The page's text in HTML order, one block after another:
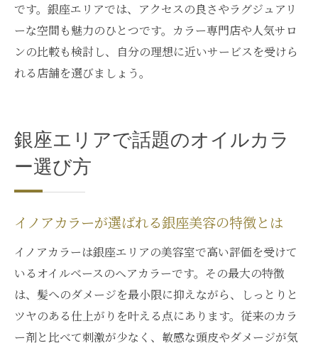
です。銀座エリアでは、アクセスの良さやラグジュアリ
ーな空間も魅力のひとつです。カラー専門店や人気サロ
ンの比較も検討し、自分の理想に近いサービスを受けら
れる店舗を選びましょう。
銀座エリアで話題のオイルカラ
ー選び方
イノアカラーが選ばれる銀座美容の特徴とは
イノアカラーは銀座エリアの美容室で高い評価を受けて
いるオイルベースのヘアカラーです。その最大の特徴
は、髪へのダメージを最小限に抑えながら、しっとりと
ツヤのある仕上がりを叶える点にあります。従来のカラ
ー剤と比べて刺激が少なく、敏感な頭皮やダメージが気